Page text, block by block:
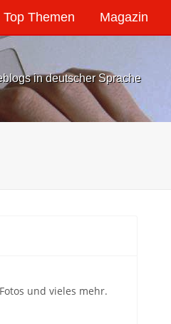
Top Themen Magazin
in deutscher Sprache
und vieles mehr.